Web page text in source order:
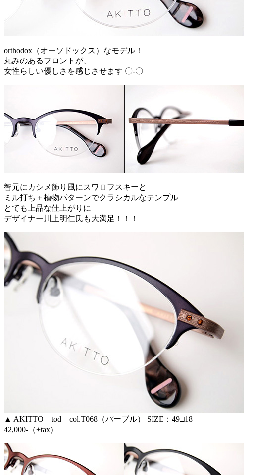
orthodox（オーソドックス）なモデル！
丸みのあるフロントが、
女性らしい優しさを感じさせます 〇-〇ゝ
智元にカシメ飾り風にスワロフスキーと
ミル打ち＋植物パターンでクラシカルなテンプル
とても上品な仕上がりに
デザイナー川上明仁氏も大満足！！！
▲ AKITTO tod col.T068（パープル） SIZE：49□18
42,000-（+tax）